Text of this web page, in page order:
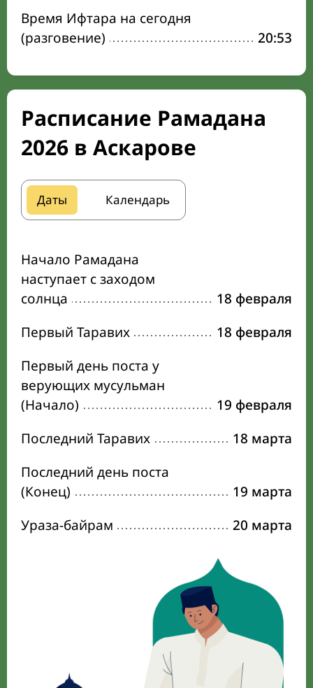
Время Ифтара на сегодня
(разговение)
20:53
Расписание Рамадана
2026 в Аскарове
Даты Календарь
Начало Рамадана
наступает с заходом
солнца
18 февраля
Первый Таравих
18 февраля
Первый день поста у
верующих мусульман
(Начало)
19 февраля
Последний Таравих
18 марта
Последний день поста
(Конец)
19 марта
Ураза-байрам
20 марта